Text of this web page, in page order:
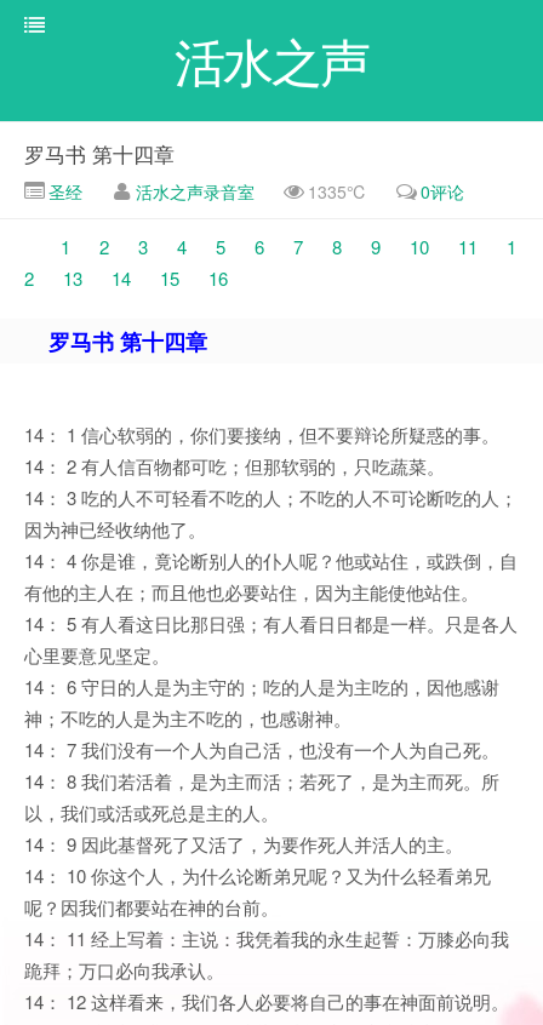
活水之声
罗马书 第十四章
圣经 活水之声录音室 1335℃ 0评论
1 2 3 4 5 6 7 8 9 10 11
1
2
13 14 15 16
罗马书 第十四章
14： 1 信心软弱的，你们要接纳，但不要辩论所疑惑的事。
14： 2 有人信百物都可吃；但那软弱的，只吃蔬菜。
14： 3 吃的人不可轻看不吃的人；不吃的人不可论断吃的人；
因为神已经收纳他了。
14： 4 你是谁，竟论断别人的仆人呢？他或站住，或跌倒，自
有他的主人在；而且他也必要站住，因为主能使他站住。
14： 5 有人看这日比那日强；有人看日日都是一样。只是各人
心里要意见坚定。
14： 6 守日的人是为主守的；吃的人是为主吃的，因他感谢
神；不吃的人是为主不吃的，也感谢神。
14： 7 我们没有一个人为自己活，也没有一个人为自己死。
14： 8 我们若活着，是为主而活；若死了，是为主而死。所
以，我们或活或死总是主的人。
14： 9 因此基督死了又活了，为要作死人并活人的主。
14： 10 你这个人，为什么论断弟兄呢？又为什么轻看弟兄
呢？因我们都要站在神的台前。
14： 11 经上写着：主说：我凭着我的永生起誓：万膝必向我
跪拜；万口必向我承认。
14： 12 这样看来，我们各人必要将自己的事在神面前说明。